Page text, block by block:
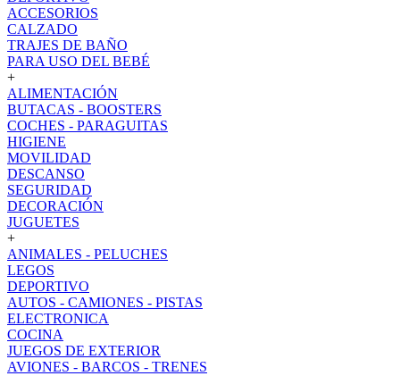
ACCESORIOS
CALZADO
TRAJES DE BAÑO
PARA USO DEL BEBÉ
+
ALIMENTACIÓN
BUTACAS - BOOSTERS
COCHES - PARAGUITAS
HIGIENE
MOVILIDAD
DESCANSO
SEGURIDAD
DECORACIÓN
JUGUETES
+
ANIMALES - PELUCHES
LEGOS
DEPORTIVO
AUTOS - CAMIONES - PISTAS
ELECTRONICA
COCINA
JUEGOS DE EXTERIOR
AVIONES - BARCOS - TRENES